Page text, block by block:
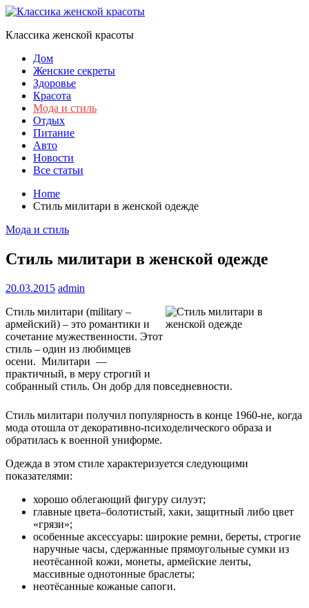
Skip
content
Классика женской красоты
Дом
Женские секреты
Здоровье
Красота
Мода и стиль
Отдых
Питание
Авто
Новости
Все статьи
Home
Стиль милитари в женской одежде
Мода и стиль
Стиль милитари в женской одежде
20.03.2015 admin
Стиль милитари (military –
армейский) – это романтики и
сочетание мужественности. Этот
стиль – один из любимцев
осени. Милитари —
практичный, в меру строгий и
собранный стиль. Он добр для повседневности.
Стиль милитари получил популярность в конце 1960-не, когда
мода отошла от декоративно-психоделического образа и
обратилась к военной униформе.
Одежда в этом стиле характеризуется следующими
показателями:
хорошо облегающий фигуру силуэт;
главные цвета–болотистый, хаки, защитный либо цвет
«грязи»;
особенные аксессуары: широкие ремни, береты, строгие
наручные часы, сдержанные прямоугольные сумки из
неотёсанной кожи, монеты, армейские ленты,
массивные однотонные браслеты;
неотёсанные кожаные сапоги.